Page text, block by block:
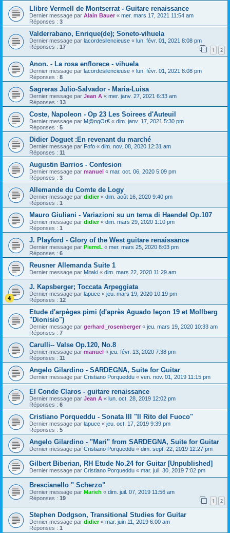
Llibre Vermell de Montserrat - Guitare renaissance
Dernier message par Alain Bauer « mer. mars 17, 2021 11:54 am
Réponses : 3
Valderrabano, Enrique(de); Soneto-vihuela
Dernier message par lacordesilencieuse « lun. févr. 01, 2021 8:08 pm
Réponses : 17 1 2
Anon. - La rosa enflorece - vihuela
Dernier message par lacordesilencieuse « lun. févr. 01, 2021 8:08 pm
Réponses : 8
Sagreras Julio-Salvador - Maria-Luisa
Dernier message par Jean A « mer. janv. 27, 2021 6:33 am
Réponses : 13
Coste, Napoleon - Op 23 Les Soirees d'Auteuil
Dernier message par M@ngOr€ « dim. janv. 17, 2021 5:30 pm
Réponses : 5
Didier Doguet :En revenant du marché
Dernier message par Fofo « dim. nov. 08, 2020 12:31 am
Réponses : 11
Augustin Barrios - Confesion
Dernier message par manuel « mar. oct. 06, 2020 5:09 pm
Réponses : 3
Allemande du Comte de Logy
Dernier message par didier« dim. août 16, 2020 9:40 pm
Réponses : 1
Mauro Giuliani - Variazioni su un tema di Haendel Op.107
Dernier message par didier« dim. mars 29, 2020 1:10 pm
Réponses : 1
J. Playford - Glory of the West guitare renaissance
Dernier message par PierreL « mer. mars 25, 2020 8:03 pm
Réponses : 6
Reusner Allemanda Suite 1
Dernier message par Mitaki « dim. mars 22, 2020 11:29 am
J. Kapsberger; Toccata Arpeggiata
Dernier message par lapuce « jeu. mars 19, 2020 10:19 pm
Réponses : 12
Etude d'arpèges pimi (d'après Aguado leçon 19 et Mollberg
"Dionisio")
Dernier message par gerhard_rosenberger « jeu. mars 19, 2020 10:33 am
Réponses : 7
Carulli-- Valse Op.120, No.8
Dernier message par manuel « jeu. févr. 13, 2020 7:38 pm
Réponses : 11
Angelo Gilardino - SARDEGNA, Suite for Guitar
Dernier message par Cristiano Porqueddu « ven. nov. 01, 2019 11:15 pm
El Conde Claros - guitare renaissance
Dernier message par Jean A « lun. oct. 28, 2019 12:02 pm
Réponses : 6
Cristiano Porqueddu - Sonata III "Il Rito del Fuoco"
Dernier message par lapuce « jeu. oct. 17, 2019 9:39 pm
Réponses : 5
Angelo Gilardino - "Mari" from SARDEGNA, Suite for Guitar
Dernier message par Cristiano Porqueddu « dim. sept. 22, 2019 12:27 pm
Gilbert Biberian, RH Etude No.24 for Guitar [Unpublished]
Dernier message par Cristiano Porqueddu « mar. juil. 30, 2019 7:02 pm
Brescianello " Scherzo"
Dernier message par Marieh « dim. juil. 07, 2019 11:56 am
Réponses : 19 1 2
Stephen Dodgson, Transitional Studies for Guitar
Dernier message par didier« mar. juin 11, 2019 6:00 am
Réponses : 1